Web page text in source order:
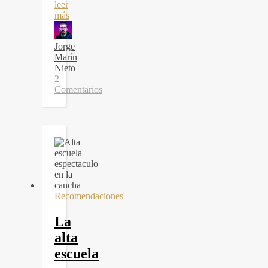
leer
más
Jorge
Marín
Nieto
2
Comentarios
Recomendaciones
La
alta
escuela